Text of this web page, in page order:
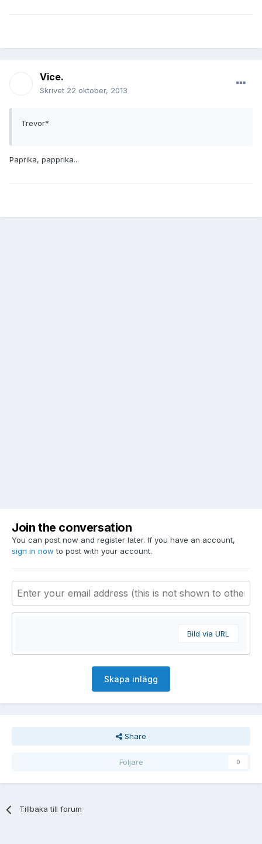
Vice.
Skrivet 22 oktober, 2013
Trevor*
Paprika, papprika...
Join the conversation
You can post now and register later. If you have an account,
sign in now to post with your account.
Bild via URL
Skapa inlägg
Share
Följare 0
Tillbaka till forum